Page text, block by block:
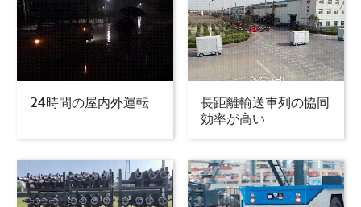
24時間の屋内外運転
長距離輸送車列の協同
効率が高い